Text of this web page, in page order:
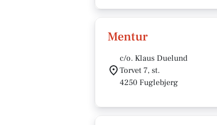
Mentur
c/o. Klaus Duelund
Torvet 7, st.
4250 Fuglebjerg